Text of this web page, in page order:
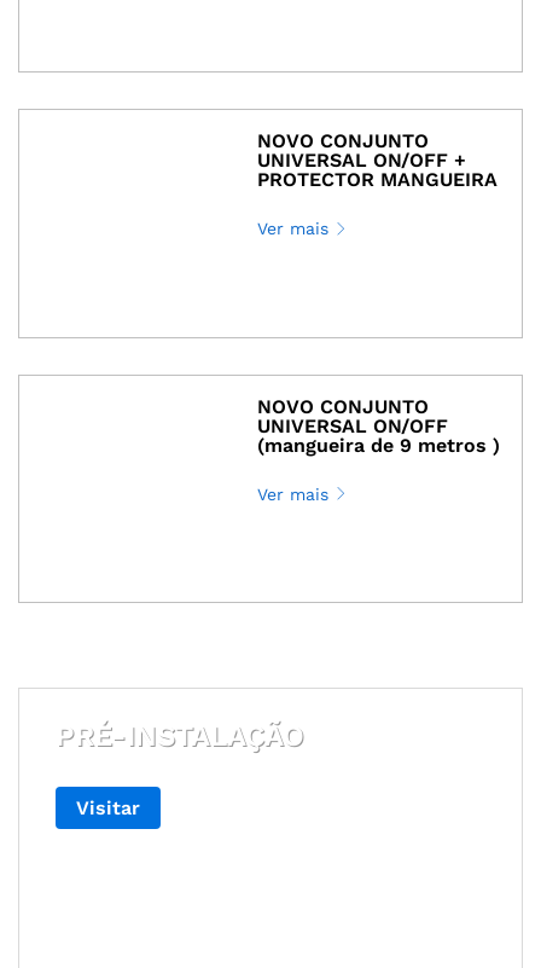
NOVO CONJUNTO
UNIVERSAL ON/OFF +
PROTECTOR MANGUEIRA
Ver mais
NOVO CONJUNTO
UNIVERSAL ON/OFF
(mangueira de 9 metros )
Ver mais
PRÉ-INSTALAÇÃO
Visitar